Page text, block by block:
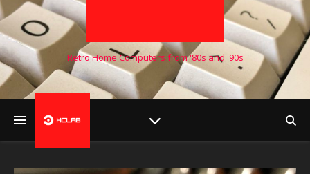
Retro Home Computers from '80s and '90s